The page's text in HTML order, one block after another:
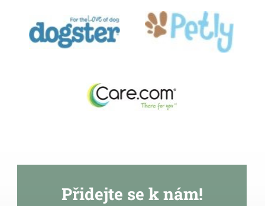
Přidejte se k nám!